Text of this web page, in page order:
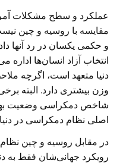
عملکرد و سطح مشکلات
مقایسه با روسیه و چین
و حکمی یکسان در رد آنها
انتخاب آزاد انسان‌ها
دنیا متعهد است، اگرچه
وزن بیشتری دارد. البته
شاخص دمکراسی وضعیت
اصلی نظام دمکراسی در
در مقابل روسیه و چین
رویکرد جهانی‌شان فقط به